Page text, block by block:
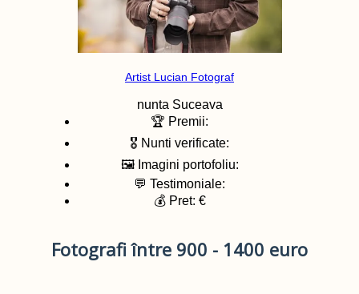
Artist Lucian Fotograf
nunta Suceava
🏆 Premii:
🎖️ Nunti verificate:
🖼️ Imagini portofoliu:
💬 Testimoniale:
💰 Pret: €
Fotografi între 900 - 1400 euro